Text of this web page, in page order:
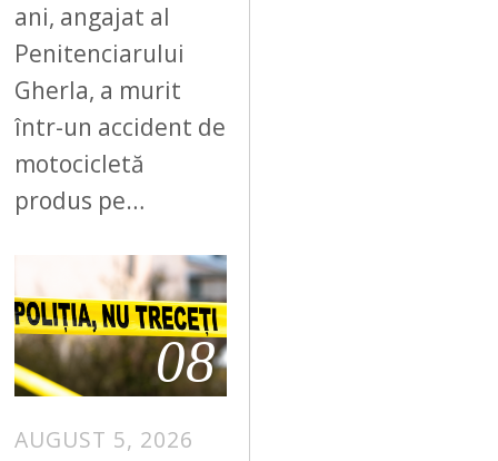
ani, angajat al
Penitenciarului
Gherla, a murit
într-un accident de
motocicletă
produs pe…
08
AUGUST 5, 2026